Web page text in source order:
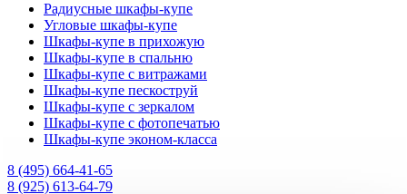
Радиусные шкафы-купе
Угловые шкафы-купе
Шкафы-купе в прихожую
Шкафы-купе в спальню
Шкафы-купе с витражами
Шкафы-купе пескоструй
Шкафы-купе с зеркалом
Шкафы-купе с фотопечатью
Шкафы-купе эконом-класса
8 (495) 664-41-65
8 (925) 613-64-79